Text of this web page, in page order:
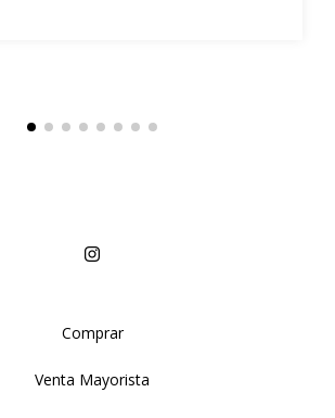
Comprar
Venta Mayorista